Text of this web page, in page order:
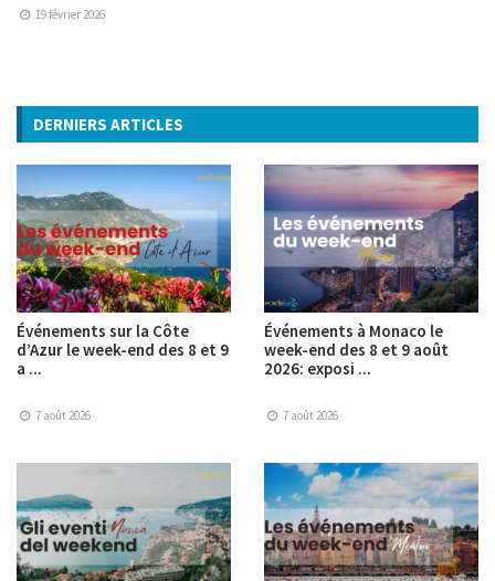
19 février 2026
DERNIERS ARTICLES
Événements sur la Côte
d’Azur le week-end des 8 et 9
a ...
7 août 2026
Événements à Monaco le
week-end des 8 et 9 août
2026: exposi ...
7 août 2026